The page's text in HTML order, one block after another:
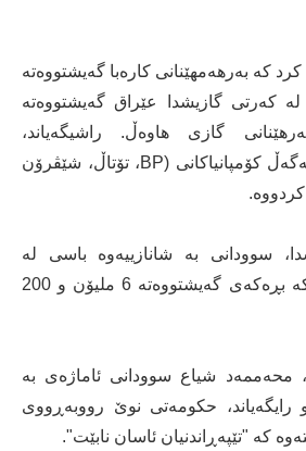
کە بەرهەمهێنانی کارەبا گەیشتووەتە
لە کەرتی گازیشدا عێراق گەیشتووەتە
وەبەرهێنانی گازی هاوەڵ. راشیگەیاند،
گرێبەستی گەورەیان لەگەڵ کۆمپانیاکانی (BP، تۆتاڵ، شێڤرۆن
سوودانی بە شانازییەوە باسی لە
"خۆبژێوی گەنم" کرد کە بڕەکەی گەیشتووەتە 6 ملیۆن و 200
محەممەد شیاع سوودانی ئاماژەی بە
رایگەیاند، حکومەتی نوێ رووبەڕووی
کە "تێپەڕاندنیان ئاسان نابێت".